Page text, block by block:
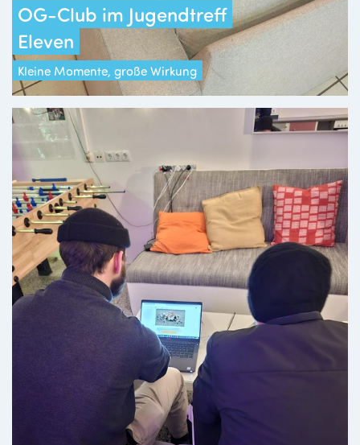
OG-Club im Jugendtreff
Eleven
Kleine Momente, große Wirkung